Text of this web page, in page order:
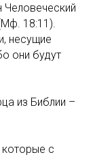
Человеческий
18:11).
несущие
они будут
из Библии –
которые с